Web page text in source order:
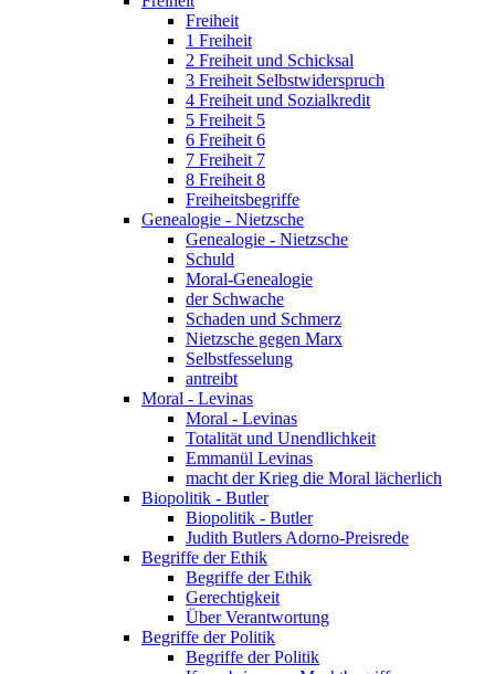
Freiheit
1 Freiheit
2 Freiheit und Schicksal
3 Freiheit Selbstwiderspruch
4 Freiheit und Sozialkredit
5 Freiheit 5
6 Freiheit 6
7 Freiheit 7
8 Freiheit 8
Freiheitsbegriffe
Genealogie - Nietzsche
Genealogie - Nietzsche
Schuld
Moral-Genealogie
der Schwache
Schaden und Schmerz
Nietzsche gegen Marx
Selbstfesselung
antreibt
Moral - Levinas
Moral - Levinas
Totalität und Unendlichkeit
Emmanül Levinas
macht der Krieg die Moral lächerlich
Biopolitik - Butler
Biopolitik - Butler
Judith Butlers Adorno-Preisrede
Begriffe der Ethik
Begriffe der Ethik
Gerechtigkeit
Über Verantwortung
Begriffe der Politik
Begriffe der Politik